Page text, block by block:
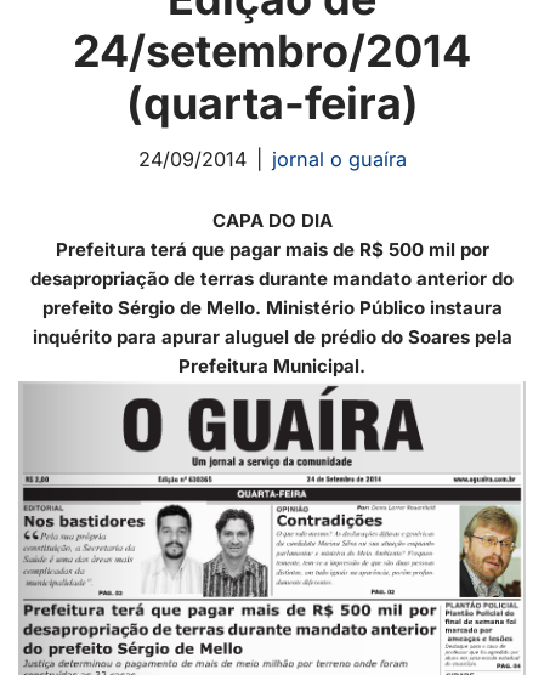
24/setembro/2014
(quarta-feira)
24/09/2014 jornal o guaíra
CAPA DO DIA
Prefeitura terá que pagar mais de R$ 500 mil por
desapropriação de terras durante mandato anterior do
prefeito Sérgio de Mello. Ministério Público instaura
inquérito para apurar aluguel de prédio do Soares pela
Prefeitura Municipal.